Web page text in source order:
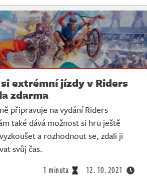
extrémní jízdy v Riders
zdarma
připravuje na vydání Riders
také dává možnost si hru ještě
a rozhodnout se, zdali ji
svůj čas.
1 minuta 12. 10. 2021